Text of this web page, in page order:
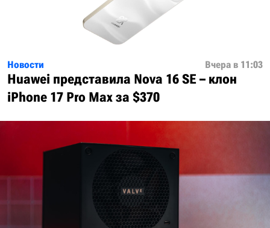
Новости Вчера в 11:03
Huawei представила Nova 16 SE – клон
iPhone 17 Pro Max за $370